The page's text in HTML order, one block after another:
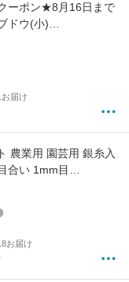
ーポン★8月16日まで
ドウ(小)
りパック) 【果実袋
くだもの袋 フルーツ
け 袋掛け 寒冷対策
保護】【ぶどう 葡萄
届け
農業用 園芸用 銀糸入
合い 1mm目
ウレンソウ キャベ
アブラムシ 青虫その
外】 【ダイオブラン
お届け